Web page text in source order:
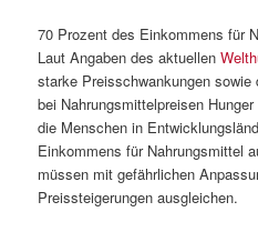
70 Prozent des Einkommens für
Laut Angaben des aktuellen
starke Preisschwankungen sowie
bei Nahrungsmittelpreisen
die Menschen in
Einkommens für Nahrungsmittel
müssen mit gefährlichen
Preissteigerungen ausgleichen.